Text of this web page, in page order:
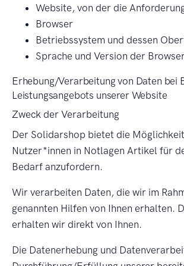
Website, von der die
Browser
Betriebssystem und dessen
Sprache und Version der
Erhebung/Verarbeitung von Daten bei
Leistungsangebots unserer Website
Zweck der Verarbeitung
Der Solidarshop bietet die
Nutzer*innen in Notlagen Artikel für
Bedarf anzufordern.
Wir verarbeiten Daten, die wir im
genannten Hilfen von Ihnen erhalten.
erhalten wir direkt von Ihnen.
Die Datenerhebung und